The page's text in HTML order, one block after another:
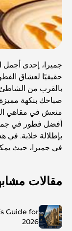
جميرا، إحدى أجمل
حقيقيًا لعشاق
بالقرب من
صباحك بنكهة
منعش في مقاهي
أفضل فطور في
بإطلالة خلابة.
في جميرا، حيث
مقالات
Guide for
2026